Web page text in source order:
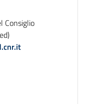
Consiglio